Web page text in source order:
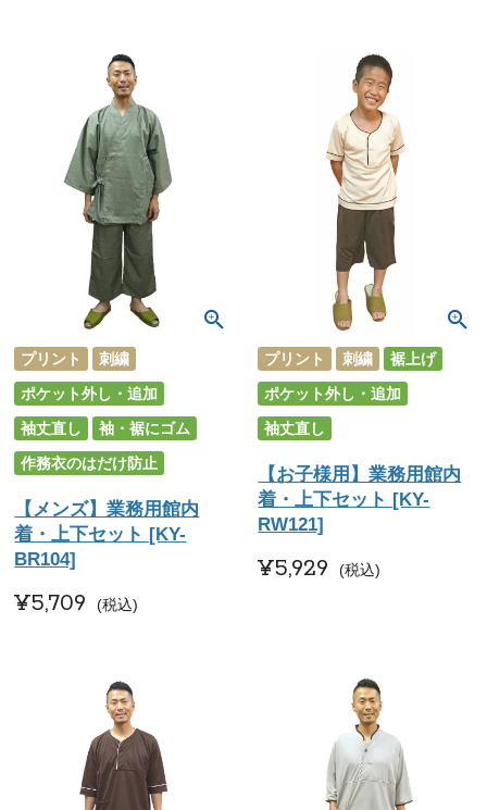
プリント
刺繍
ポケット外し・追加
袖丈直し
袖・裾にゴム
作務衣のはだけ防止
【メンズ】業務用館内
着・上下セット [KY-
BR104]
¥5,709 税込
プリント 刺繍
裾上げ
ポケット外し・追加
袖丈直し
【お子様用】業務用館内
着・上下セット [KY-
RW121]
¥5,929 税込